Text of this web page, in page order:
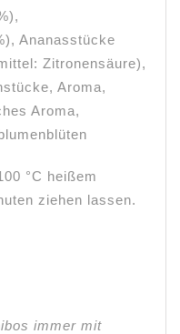
Ananasstücke
Zitronensäure),
Aroma,
Aroma,
°C heißem
ziehen lassen.
immer mit